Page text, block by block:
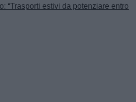
“Trasporti estivi da potenziare entro